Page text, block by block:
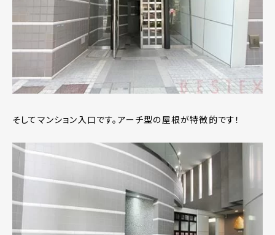
そしてマンション入口です。アーチ型の屋根が特徴的です！